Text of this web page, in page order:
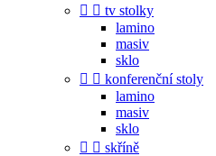
  tv stolky
lamino
masiv
sklo
  konferenční stoly
lamino
masiv
sklo
  skříně